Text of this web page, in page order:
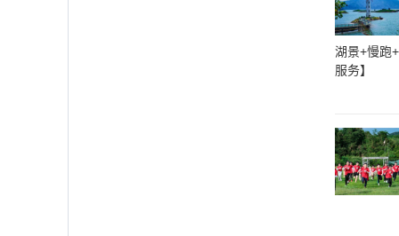
湖景+慢跑
服务】